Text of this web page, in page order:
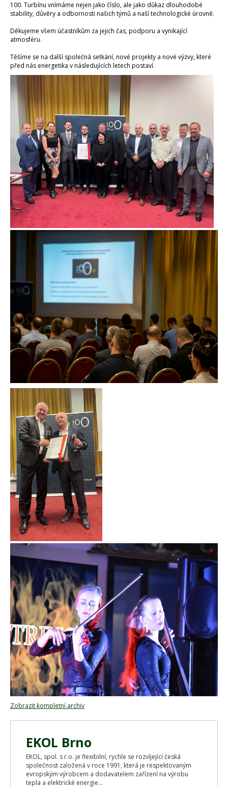
100. Turbínu vnímáme nejen jako číslo, ale jako důkaz dlouhodobé
stability, důvěry a odbornosti našich týmů a naší technologické úrovně.
Děkujeme všem účastníkům za jejich čas, podporu a vynikající
atmosféru.
Těšíme se na další společná setkání, nové projekty a nové výzvy, které
před nás energetika v následujících letech postaví.
Zobrazit kompletní archiv
EKOL Brno
EKOL, spol. s r.o. je flexibilní, rychle se rozvíjející česká
společnost založená v roce 1991, která je respektovaným
evropským výrobcem a dodavatelem zařízení na výrobu
tepla a elektrické energie...